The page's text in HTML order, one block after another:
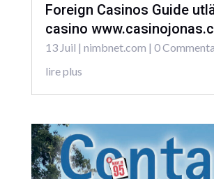
Foreign Casinos Guide
casino
13 Juil | nimbnet.com | 0
lire plus